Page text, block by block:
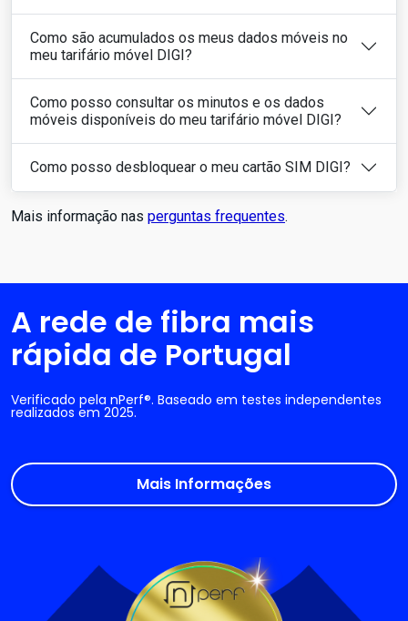
Como são acumulados os meus dados móveis no
meu tarifário móvel DIGI?
Como posso consultar os minutos e os dados
móveis disponíveis do meu tarifário móvel DIGI?
Como posso desbloquear o meu cartão SIM DIGI?
Mais informação nas perguntas frequentes.
A rede de fibra mais
rápida de Portugal
Verificado pela nPerf®. Baseado em testes independentes
realizados em 2025.
Mais Informações